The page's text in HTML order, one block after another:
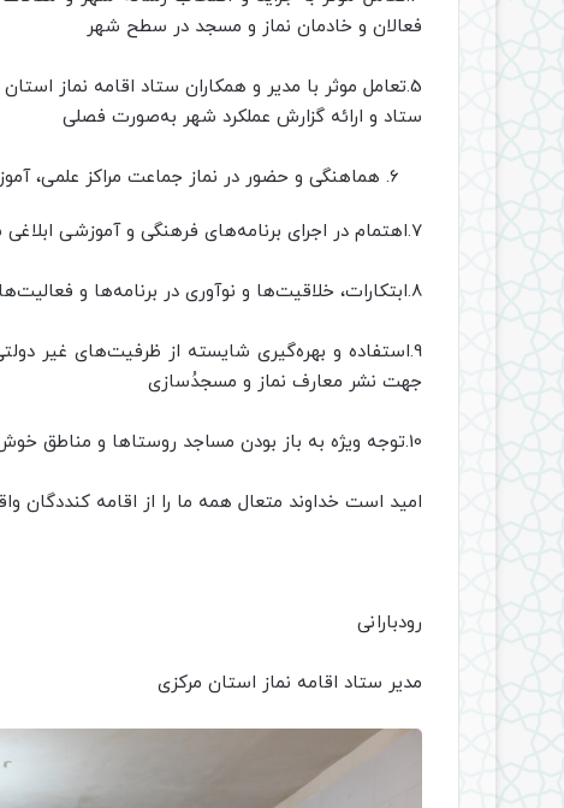
فعالان و خادمان نماز و مسجد در سطح شهر
5.تعامل موثر با مدیر و همکاران ستاد اقامه نماز
ستاد و ارائه گزارش عملکرد شهر به‌صورت فصلی
هماهنگی و حضور در نماز جماعت مراکز علمی،
7.اهتمام در اجرای برنامه‌های فرهنگی و آموزشی ابلاغی ستاد استان
8.ابتکارات، خلاقیت‌ها و نوآوری در برنامه‌ها و فعالیت‌های اقامه نماز در سطح شهر
9.استفاده و بهره‌گیری شایسته از ظرفیت‌های غیر
جهت نشر معارف نماز و مسجد‌ُسازی
10.توجه ویژه به باز بودن مساجد روستا‌ها و مناطق خوش آب و هوا و پر تردد، به ویژه در ایام تعطیل در سطح شهر
امید است خداوند متعال همه ما را از اقامه کنددگان
رودبارانی
مدیر ستاد اقامه نماز استان مرکزی